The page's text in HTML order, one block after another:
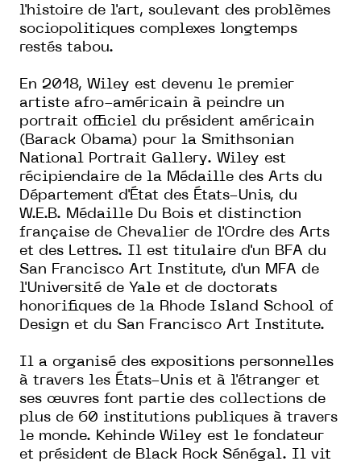
l'histoire de l'art, soulevant des problèmes
sociopolitiques complexes longtemps
restés tabou.
En 2018, Wiley est devenu le premier
artiste afro-américain à peindre un
portrait officiel du président américain
(Barack Obama) pour la Smithsonian
National Portrait Gallery. Wiley est
récipiendaire de la Médaille des Arts du
Département d'État des États-Unis, du
W.E.B. Médaille Du Bois et distinction
française de Chevalier de l'Ordre des Arts
et des Lettres. Il est titulaire d'un BFA du
San Francisco Art Institute, d'un MFA de
l'Université de Yale et de doctorats
honorifiques de la Rhode Island School of
Design et du San Francisco Art Institute.
Il a organisé des expositions personnelles
à travers les États-Unis et à l'étranger et
ses œuvres font partie des collections de
plus de 60 institutions publiques à travers
le monde. Kehinde Wiley est le fondateur
et président de Black Rock Sénégal. Il vit